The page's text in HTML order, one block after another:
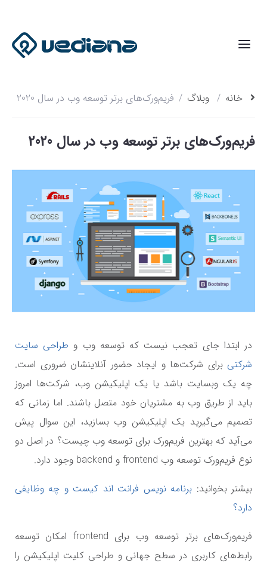
خانه وبلاگ فریم‌ورک‌های برتر توسعه وب در سال 2020
فریم‌ورک‌های برتر توسعه وب در سال 2020
در ابتدا جای تعجب نیست که توسعه وب و طراحی سایت
شرکتی برای شرکت‌ها و ایجاد حضور آنلاینشان ضروری است.
چه یک وبسایت باشد یا یک اپلیکیشن وب، شرکت‌ها امروز
باید از طریق وب به مشتریان خود متصل باشند. اما زمانی که
تصمیم می‌گیرید یک اپلیکیشن وب بسازید، این سوال پیش
می‌آید که بهترین فریم‌ورک برای توسعه وب چیست؟ در اصل دو
نوع فریم‌ورک‌ توسعه وب frontend و backend وجود دارد.
بیشتر بخوانید: برنامه نویس فرانت اند کیست و چه وظایفی
دارد؟
فریم‌ورک‌های برتر توسعه وب برای frontend امکان توسعه
رابط‌های کاربری در سطح جهانی و طراحی کلیت اپلیکیشن را